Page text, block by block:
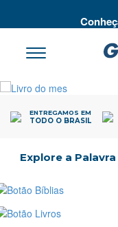
ENTREGAMOS EM
TODO O BRASIL
Explore a
Bíblias